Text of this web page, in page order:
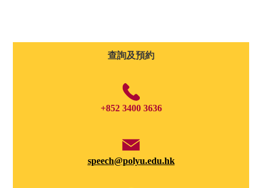
查詢及預約
+852 3400 3636
speech@polyu.edu.hk